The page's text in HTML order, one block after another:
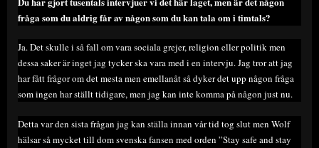
fråga som du aldrig får av någon som du kan tala om i timtals?
Ja. Det skulle i så fall om vara sociala grejer, religion eller politik men
dessa saker är inget jag tycker ska vara med i en intervju. Jag tror att jag
har fått frågor om det mesta men emellanåt så dyker det upp någon fråga
som ingen har ställt tidigare, men jag kan inte komma på någon just nu.
Detta var den sista frågan jag kan ställa innan vår tid tog slut men Wolf
hälsar så mycket till dom svenska fansen med orden ”Stay safe and stay